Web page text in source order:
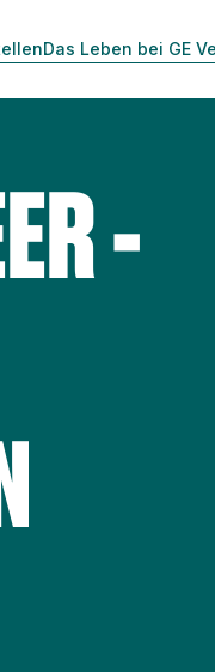
Das Leben bei GE
-